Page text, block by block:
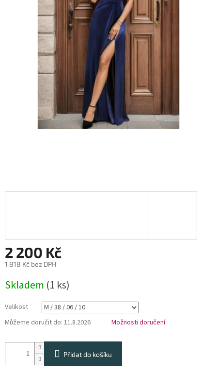
2 200 Kč
1 818 Kč bez DPH
cena:
Skladem (1 ks)
Velikost
Můžeme doručit do: 11.8.2026 Možnosti doručení
Přidat do košíku